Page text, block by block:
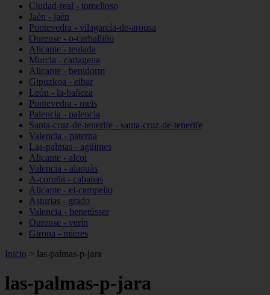
Ciudad-real - tomelloso
Jaén - jaén
Pontevedra - vilagarcía-de-arousa
Ourense - o-carballiño
Alicante - teulada
Murcia - cartagena
Alicante - benidorm
Gipuzkoa - eibar
León - la-bañeza
Pontevedra - meis
Palencia - palencia
Santa-cruz-de-tenerife - santa-cruz-de-tenerife
Valencia - paterna
Las-palmas - agüimes
Alicante - alcoi
Valencia - alaquàs
A-coruña - cabanas
Alicante - el-campello
Asturias - grado
Valencia - benetússer
Ourense - verín
Girona - mieres
Inicio > las-palmas-p-jara
las-palmas-p-jara